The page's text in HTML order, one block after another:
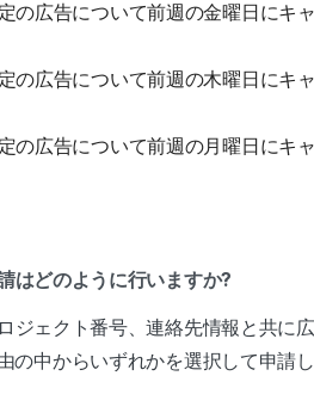
の広告について前週の金曜日にキ
の広告について前週の木曜日にキ
の広告について前週の月曜日にキ
はどのように行いますか?
ジェクト番号、連絡先情報と共に
の中からいずれかを選択して申請